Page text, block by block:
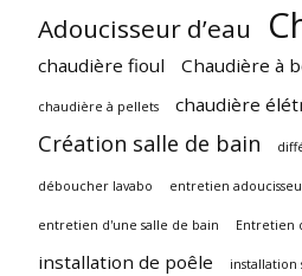
Adoucisseur d’eau
chaudière fioul Chaudière à
chaudière à pellets chaudière
Création salle de bain
déboucher lavabo entretien
entretien d'une salle de bain Entretien
installation de poêle installation